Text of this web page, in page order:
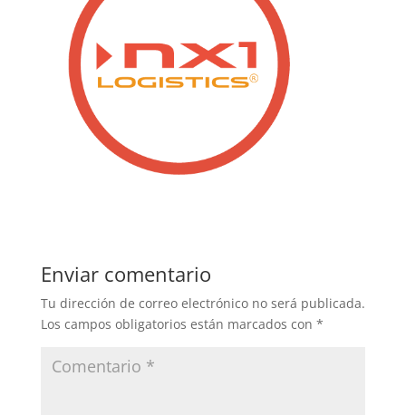
Enviar comentario
Tu dirección de correo electrónico no será publicada.
Los campos obligatorios están marcados con *